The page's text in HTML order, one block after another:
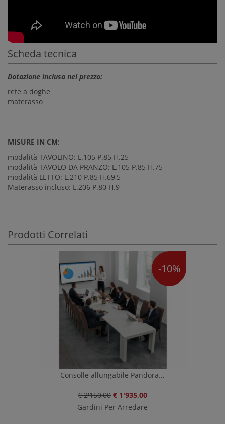
Scheda tecnica
Dotazione inclusa nel prezzo:
rete a doghe
materasso
MISURE IN CM:
modalità TAVOLINO: L.105 P.85 H.25
modalità TAVOLO DA PRANZO: L.105 P.85 H.75
modalità LETTO: L.210 P.85 H.69,5
Materasso incluso: L.206 P.80 H.9
Prodotti Correlati
-10%
Consolle allungabile Pandora...
€ 2'150,00 € 1'935,00
Gardini Per Arredare